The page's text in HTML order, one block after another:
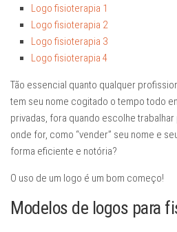
Logo fisioterapia 1
Logo fisioterapia 2
Logo fisioterapia 3
Logo fisioterapia 4
Tão essencial quanto qualquer
tem seu nome cogitado o tempo todo
privadas, fora quando escolhe
onde for, como “vender” seu nome e
forma eficiente e notória?
O uso de um logo é um bom começo!
Modelos de logos para